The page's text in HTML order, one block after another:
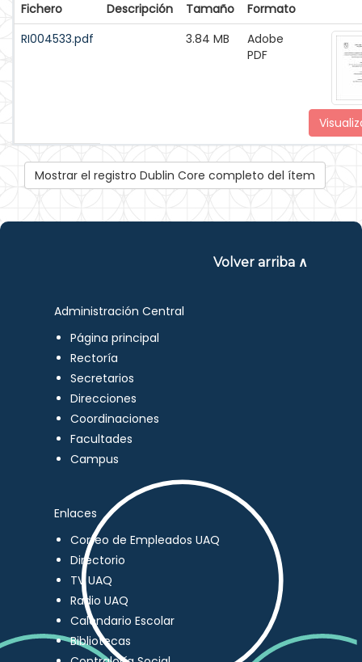
Fichero Descripción Tamaño
Formato
RI004533.pdf
3.84 MB
Adobe
PDF
Mostrar el registro Dublin Core completo del ítem
Volver arriba ∧
Administración Central
Página principal
Rectoría
Secretarios
Direcciones
Coordinaciones
Facultades
Campus
Enlaces
Correo de Empleados UAQ
Directorio
TV UAQ
Radio UAQ
Calendario Escolar
Bibliotecas